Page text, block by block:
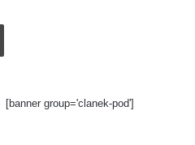
Tisknout
[banner group='clanek-pod']